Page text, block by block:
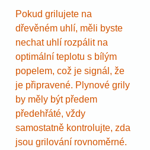
Pokud grilujete na
dřevěném uhlí, měli byste
nechat uhlí rozpálit na
optimální teplotu s bílým
popelem, což je signál, že
je připravené. Plynové grily
by měly být předem
předehřáté, vždy
samostatně kontrolujte, zda
jsou grilování rovnoměrné.